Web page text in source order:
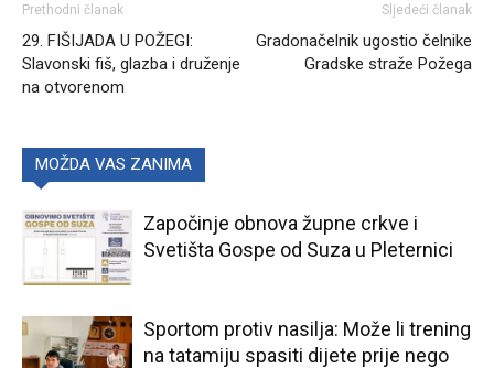
Prethodni članak
29. FIŠIJADA U POŽEGI:
Slavonski fiš, glazba i druženje
na otvorenom
Sljedeći članak
Gradonačelnik ugostio čelnike
Gradske straže Požega
MOŽDA VAS ZANIMA
Započinje obnova župne crkve i
Svetišta Gospe od Suza u Pleternici
Sportom protiv nasilja: Može li trening
na tatamiju spasiti dijete prije nego